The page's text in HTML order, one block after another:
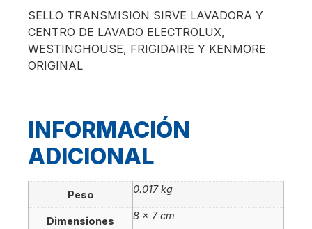
SELLO TRANSMISION SIRVE LAVADORA Y
CENTRO DE LAVADO ELECTROLUX,
WESTINGHOUSE, FRIGIDAIRE Y KENMORE
ORIGINAL
INFORMACIÓN
ADICIONAL
Peso 0.017 kg
Dimensiones 8 × 7 cm